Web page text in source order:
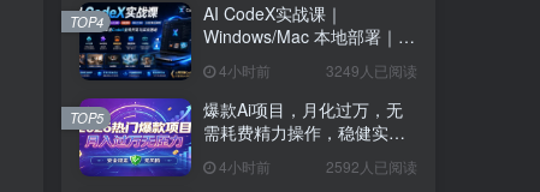
AI CodeX实战课｜
Windows/Mac 本地部署｜
API 对接调通｜Skill 自制｜
漫剧剪辑｜网站 VR 项目｜
AI项目落地全教程
4小时前 3249人已阅读
TOP4
爆款Ai项目，月化过万，无
需耗费精力操作，稳健实现
每月增收
4小时前 2592人已阅读
TOP5